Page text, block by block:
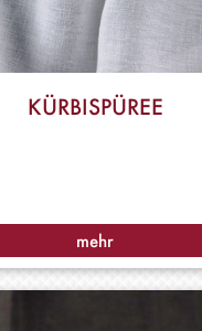
KÜRBISPÜREE
mehr